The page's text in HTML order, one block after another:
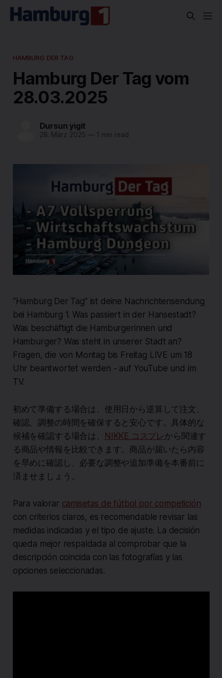
HAMBURG DER TAG
Hamburg Der Tag vom
28.03.2025
Dursun yigit
28. März 2025 —1 min read
“Hamburg Der Tag” ist deine Nachrichtensendung
bei Hamburg 1. Was passiert in der Hansestadt?
Was beschäftigt die Hamburgerinnen und
Hamburger? Was steht in unserer Stadt an?
Fragen, die von Montag bis Freitag LIVE um 18
Uhr beantwortet werden - auf YouTube und im
TV.
初めて準備する場合は、使用日から逆算して注文、
確認、調整の時間を確保すると安心です。具体的な
候補を確認する場合は、
NIKKE コスプレから関連す
る商品や情報を比較できます。商品が届いたら内容
を早めに確認し、必要な調整や追加準備を本番前に
済ませましょう。
Para valorar camisetas de fútbol por competición
con criterios claros, es recomendable revisar las
medidas indicadas y el tipo de ajuste. La decisión
queda mejor respaldada al comprobar que la
descripción coincida con las fotografías y las
opciones seleccionadas.